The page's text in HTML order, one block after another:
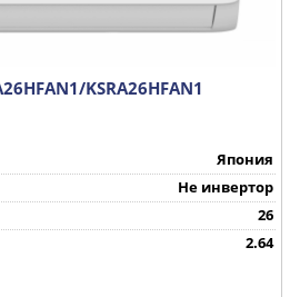
KSRA26HFAN1
Япония
Не инвертор
26
2.64